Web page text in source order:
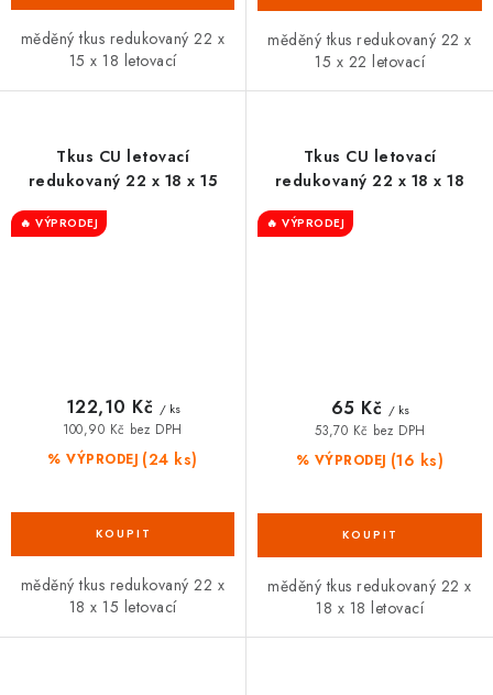
měděný tkus redukovaný 22 x
15 x 18 letovací
měděný tkus redukovaný 22 x
15 x 22 letovací
Tkus CU letovací
redukovaný 22 x 18 x 15
🔥 VÝPRODEJ
% VÝPRODEJ (24 ks)
100,90 Kč bez DPH
122,10 Kč / ks
měděný tkus redukovaný 22 x
18 x 15 letovací
Tkus CU letovací
redukovaný 22 x 18 x 18
🔥 VÝPRODEJ
% VÝPRODEJ (16 ks)
53,70 Kč bez DPH
65 Kč / ks
měděný tkus redukovaný 22 x
18 x 18 letovací